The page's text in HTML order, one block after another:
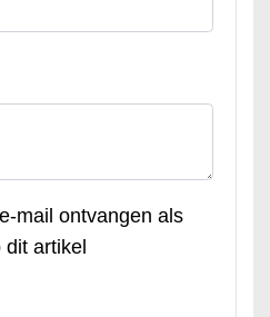
mail ontvangen als
artikel